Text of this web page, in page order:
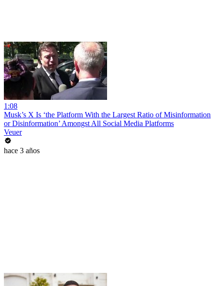
1:08
Musk’s X Is ‘the Platform With the Largest Ratio of Misinformation
or Disinformation’ Amongst All Social Media Platforms
Veuer
hace 3 años